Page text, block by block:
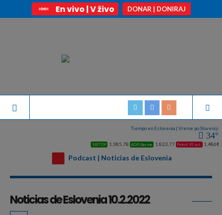
En vivo | V živo DONAR | DONIRAJ
Tiempo en Eslovenia | Vreme po Sloveniji
34°
SBITOP 1.385,78 ADRIAprime 1.823,77 Petrol 95 oct. 1,486€
Podcast | Noticias de Eslovenia
Noticias de Eslovenia 10.2.2022